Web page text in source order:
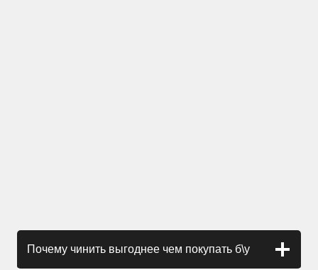
Почему чинить выгоднее чем покупать б\у